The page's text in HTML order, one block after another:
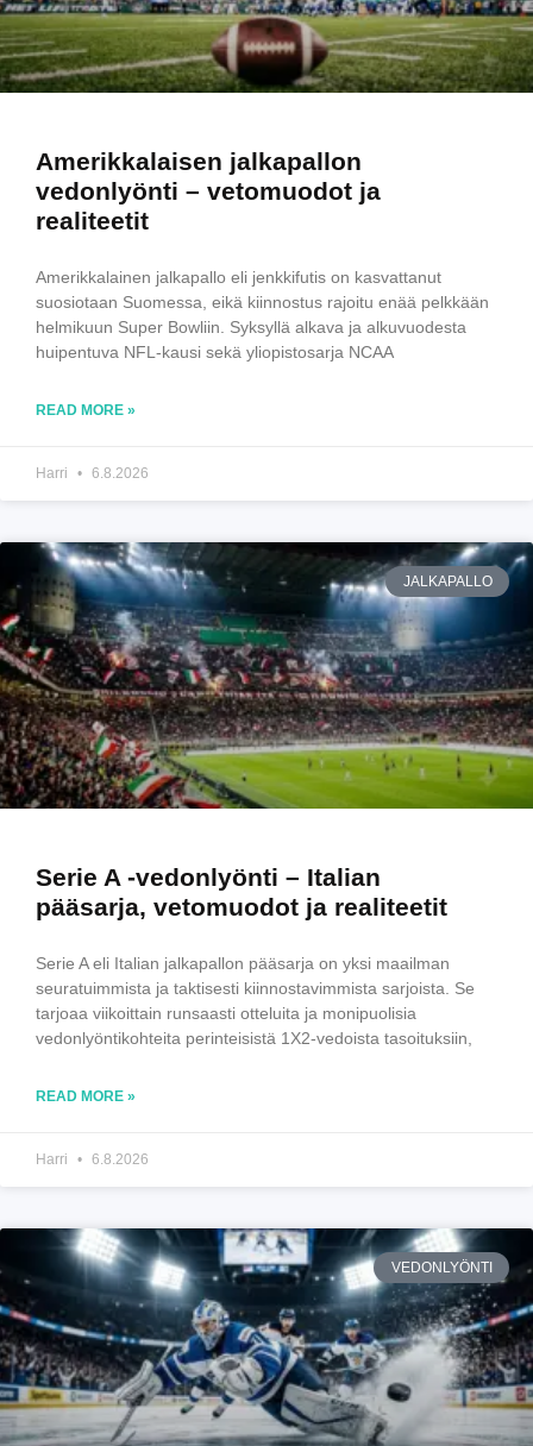
Amerikkalaisen jalkapallon
vedonlyönti – vetomuodot ja
realiteetit
Amerikkalainen jalkapallo eli jenkkifutis on kasvattanut
suosiotaan Suomessa, eikä kiinnostus rajoitu enää pelkkään
helmikuun Super Bowliin. Syksyllä alkava ja alkuvuodesta
huipentuva NFL-kausi sekä yliopistosarja NCAA
READ MORE »
Harri 6.8.2026
JALKAPALLO
Serie A -vedonlyönti – Italian
pääsarja, vetomuodot ja realiteetit
Serie A eli Italian jalkapallon pääsarja on yksi maailman
seuratuimmista ja taktisesti kiinnostavimmista sarjoista. Se
tarjoaa viikoittain runsaasti otteluita ja monipuolisia
vedonlyöntikohteita perinteisistä 1X2-vedoista tasoituksiin,
READ MORE »
Harri 6.8.2026
VEDONLYÖNTI